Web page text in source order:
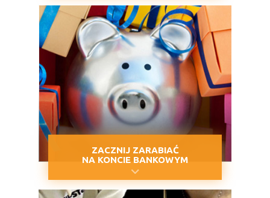
ZACZNIJ ZARABIAĆ
NA KONCIE BANKOWYM